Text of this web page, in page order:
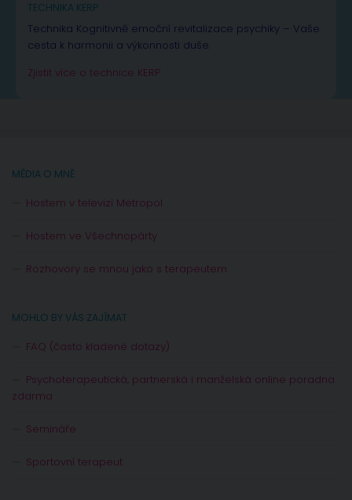
TECHNIKA KERP
Technika Kognitivně emoční revitalizace psychiky – Vaše
cesta k harmonii a výkonnosti duše.
Zjistit více o technice KERP
MÉDIA O MNĚ
Hostem v televizi Metropol
Hostem ve Všechnopárty
Rozhovory se mnou jako s terapeutem
MOHLO BY VÁS ZAJÍMAT
FAQ (často kladené dotazy)
Psychoterapeutická, partnerská i manželská online poradna
zdarma
Semináře
Sportovní terapeut